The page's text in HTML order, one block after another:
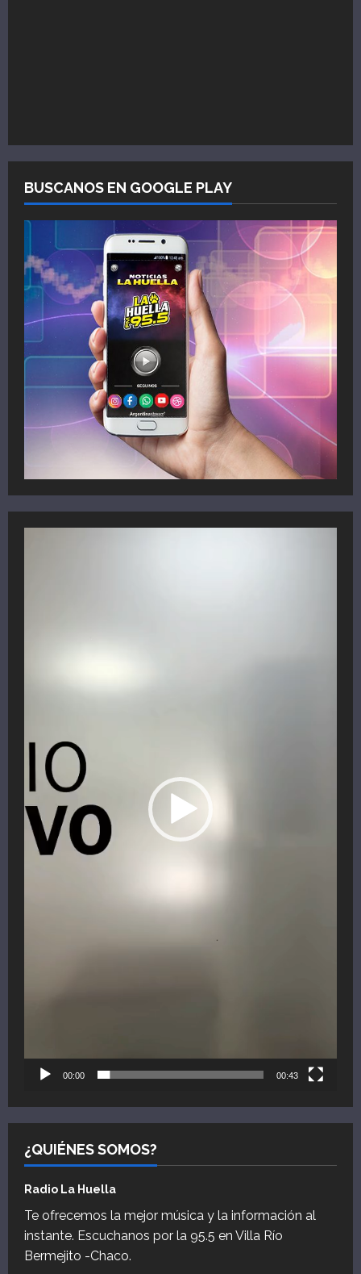
BUSCANOS EN GOOGLE PLAY
00:00 00:43
¿QUIÉNES SOMOS?
Radio La Huella
Te ofrecemos la mejor música y la información al
instante. Escuchanos por la 95.5 en Villa Río
Bermejito -Chaco.